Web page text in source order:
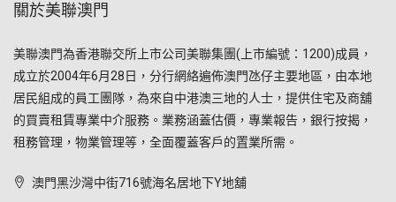
關於美聯澳門
美聯澳門為香港聯交所上市公司美聯集團(上市編號：1200)成員，
成立於2004年6月28日，分行網絡遍佈澳門氹仔主要地區，由本地
居民組成的員工團隊，為來自中港澳三地的人士，提供住宅及商舖
的買賣租賃專業中介服務。業務涵蓋估價，專業報告，銀行按揭，
租務管理，物業管理等，全面覆蓋客戶的置業所需。
澳門黑沙灣中街716號海名居地下Y地舖